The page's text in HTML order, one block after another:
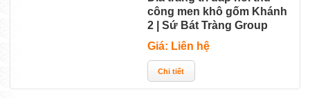
công men khô gốm Khánh
2 | Sứ Bát Tràng Group
Giá: Liên hệ